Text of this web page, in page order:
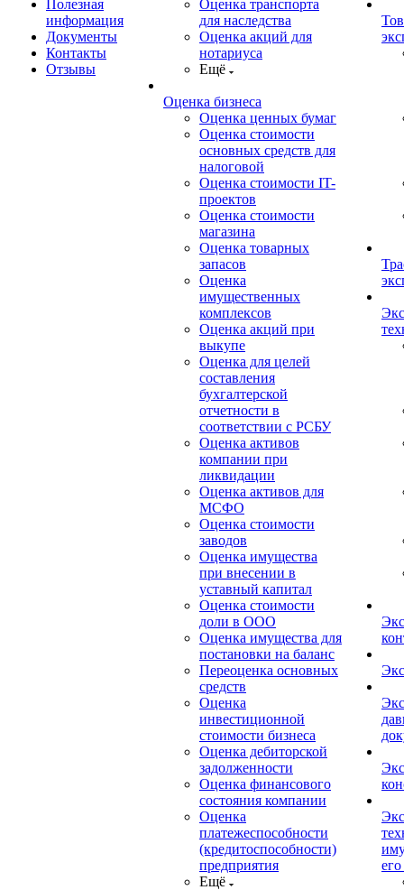
Полезная
информация
Документы
Контакты
Отзывы
Оценка транспорта
для наследства
Оценка акций для
нотариуса
Ещё
Оценка бизнеса
Оценка ценных бумаг
Оценка стоимости
основных средств для
налоговой
Оценка стоимости IT-
проектов
Оценка стоимости
магазина
Оценка товарных
запасов
Оценка
имущественных
комплексов
Оценка акций при
выкупе
Оценка для целей
составления
бухгалтерской
отчетности в
соответствии с РСБУ
Оценка активов
компании при
ликвидации
Оценка активов для
МСФО
Оценка стоимости
заводов
Оценка имущества
при внесении в
уставный капитал
Оценка стоимости
доли в ООО
Оценка имущества для
постановки на баланс
Переоценка основных
средств
Оценка
инвестиционной
стоимости бизнеса
Оценка дебиторской
задолженности
Оценка финансового
состояния компании
Оценка
платежеспособности
(кредитоспособности)
предприятия
Ещё